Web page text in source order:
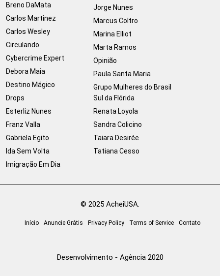
Breno DaMata
Carlos Martinez
Carlos Wesley
Circulando
Cybercrime Expert
Debora Maia
Destino Mágico
Drops
Esterliz Nunes
Franz Valla
Gabriela Egito
Ida Sem Volta
Imigração Em Dia
Jorge Nunes
Marcus Coltro
Marina Elliot
Marta Ramos
Opinião
Paula Santa Maria
Grupo Mulheres do Brasil
Sul da Flórida
Renata Loyola
Sandra Colicino
Taiara Desirée
Tatiana Cesso
© 2025 AcheiUSA.
Início Anuncie Grátis Privacy Policy Terms of Service Contato
Desenvolvimento - Agência 2020